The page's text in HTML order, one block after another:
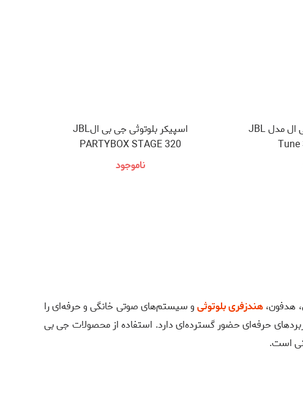
هندزفری سیمی جی بی ال مدل JBL
Tune
اسپیکر بلوتوثی جی بی الJBL
PARTYBOX STAGE 320
ناموجود
هندزفری بلوتوثیو سیستم‌های صوتی خانگی و حرفه‌ای را
حرفه‌ای حضور گسترده‌ای دارد. استفاده از محصولات جی بی
است.